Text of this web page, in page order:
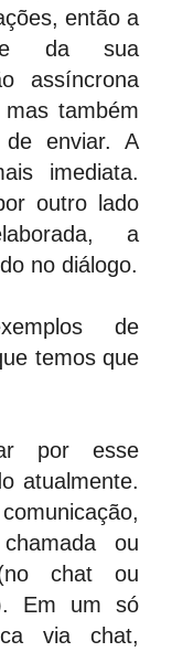
então a
da sua
assíncrona
também
enviar. A
imediata.
outro lado
a
no diálogo.
de
temos que
por esse
atualmente.
ou
chat ou
Em um só
via chat,